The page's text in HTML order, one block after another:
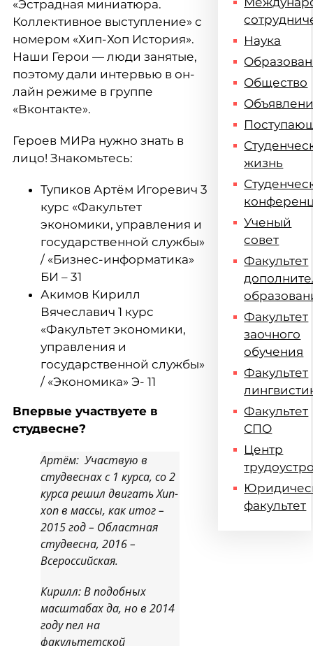
«Эстрадная миниатюра.
Коллективное выступление» с
номером «Хип-Хоп История».
Наши Герои — люди занятые,
поэтому дали интервью в он-
лайн режиме в группе
«Вконтакте».
Героев МИРа нужно знать в
лицо! Знакомьтесь:
Тупиков Артём Игоревич 3
курс «Факультет
экономики, управления и
государственной службы»
/ «Бизнес-информатика»
БИ – 31
Акимов Кирилл
Вячеславич 1 курс
«Факультет экономики,
управления и
государственной службы»
/ «Экономика» Э- 11
Впервые участвуете в
студвесне?
Артём: Участвую в
студвеснах с 1 курса, со 2
курса решил двигать Хип-
хоп в массы, как итог –
2015 год – Областная
студвесна, 2016 –
Всероссийская.
Кирилл: В подобных
масштабах да, но в 2014
году пел на
факультетской
Наука
Общество
жизнь
Ученый
совет
Факультет
Факультет
заочного
обучения
Факультет
Факультет
СПО
Центр
факультет